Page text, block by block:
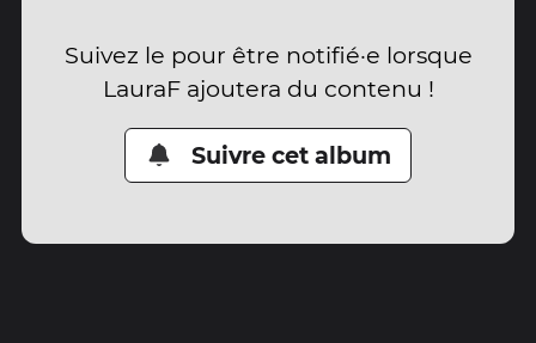
Suivez le pour être notifié·e lorsque
LauraF ajoutera du contenu !
Suivre cet album